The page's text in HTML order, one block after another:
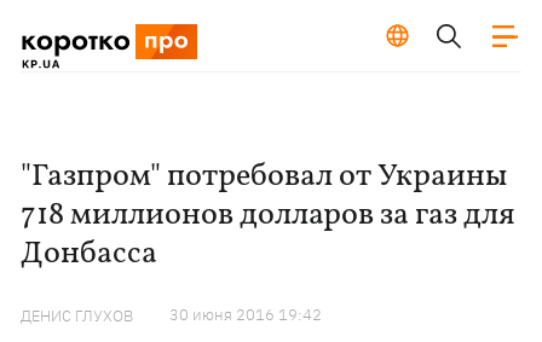
"Газпром" потребовал от Украины
718 миллионов долларов за газ для
Донбасса
ДЕНИС ГЛУХОВ 30 июня 2016 19:42